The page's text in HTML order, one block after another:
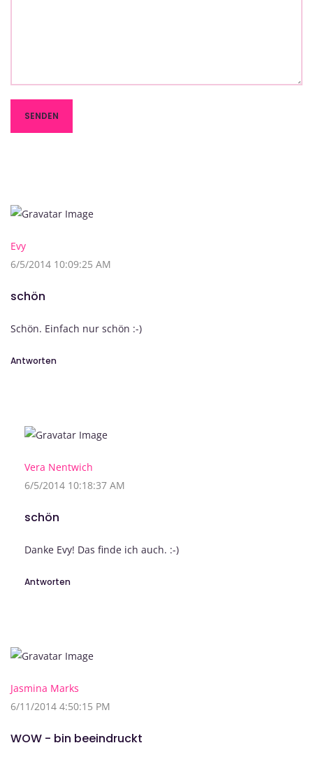
Evy
6/5/2014 10:09:25 AM
schön
Schön. Einfach nur schön :-)
Antworten
Vera Nentwich
6/5/2014 10:18:37 AM
schön
Danke Evy! Das finde ich auch. :-)
Antworten
Jasmina Marks
6/11/2014 4:50:15 PM
WOW - bin beeindruckt